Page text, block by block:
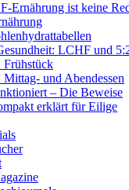
Ernährung ist keine
LCHF und
Frühstück
Mittag- und Abendessen
– Die Beweise
erklärt für Eilige